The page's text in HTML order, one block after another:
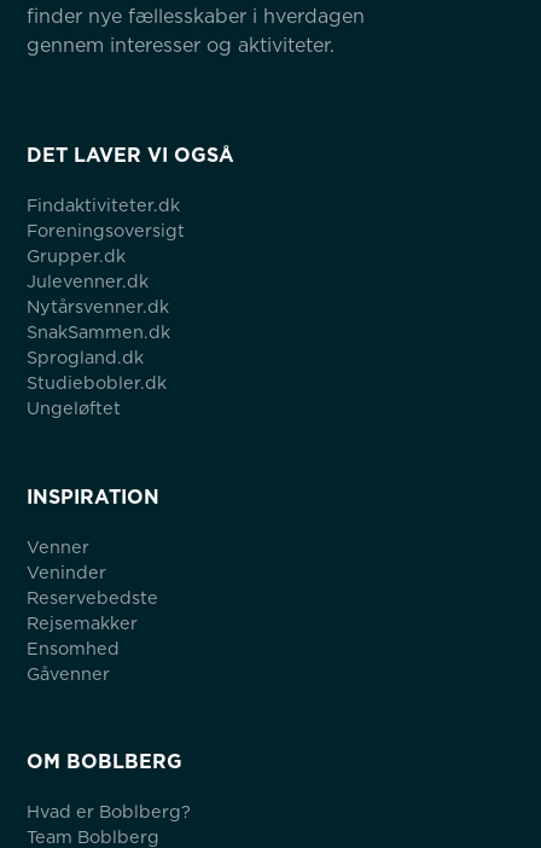
finder nye fællesskaber i hverdagen
gennem interesser og aktiviteter.
DET LAVER VI OGSÅ
Findaktiviteter.dk
Foreningsoversigt
Grupper.dk
Julevenner.dk
Nytårsvenner.dk
SnakSammen.dk
Sprogland.dk
Studiebobler.dk
Ungeløftet
INSPIRATION
Venner
Veninder
Reservebedste
Rejsemakker
Ensomhed
Gåvenner
OM BOBLBERG
Hvad er Boblberg?
Team Boblberg